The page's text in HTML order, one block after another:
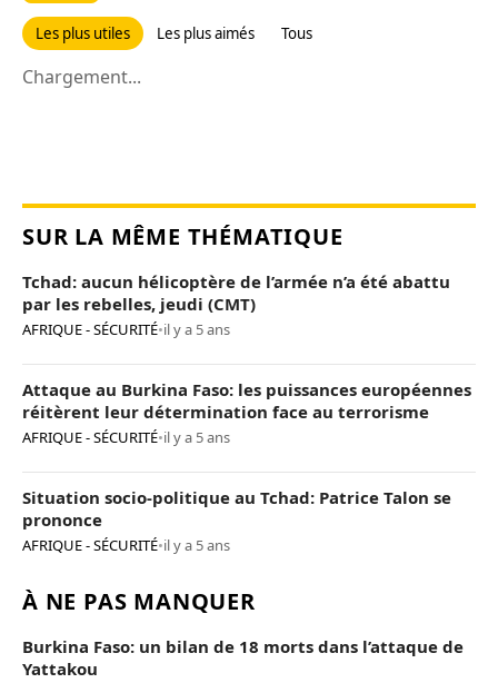
Les plus utiles Les plus aimés Tous
Chargement...
SUR LA MÊME THÉMATIQUE
Tchad: aucun hélicoptère de l’armée n’a été abattu
par les rebelles, jeudi (CMT)
AFRIQUE - SÉCURITÉ•il y a 5 ans
Attaque au Burkina Faso: les puissances européennes
réitèrent leur détermination face au terrorisme
AFRIQUE - SÉCURITÉ•il y a 5 ans
Situation socio-politique au Tchad: Patrice Talon se
prononce
AFRIQUE - SÉCURITÉ•il y a 5 ans
À NE PAS MANQUER
Burkina Faso: un bilan de 18 morts dans l’attaque de
Yattakou